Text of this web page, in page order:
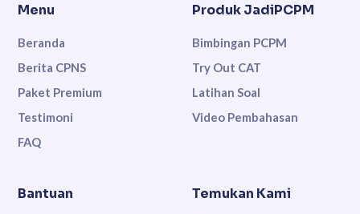
Menu
Beranda
Berita CPNS
Paket Premium
Testimoni
FAQ
Produk JadiPCPM
Bimbingan PCPM
Try Out CAT
Latihan Soal
Video Pembahasan
Bantuan Temukan Kami